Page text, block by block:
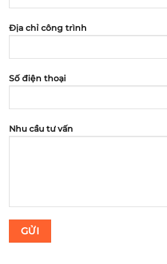
Địa chỉ công trình
Số điện thoại
Nhu cầu tư vấn